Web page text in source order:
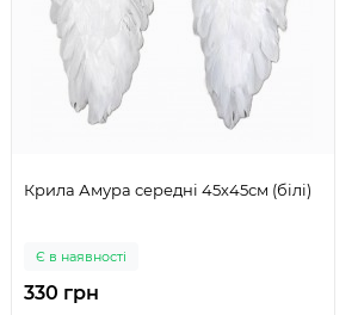
Крила Амура середні 45х45см (білі)
Є в наявності
330 грн